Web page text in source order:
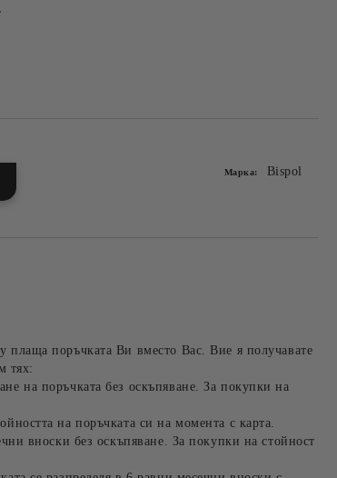
Марка: Bispol
плаща поръчката Ви вместо Вас. Вие я получавате
тях:
на поръчката без оскъпяване. За покупки на
на поръчката си на момента с карта.
вноски без оскъпяване. За покупки на стойност